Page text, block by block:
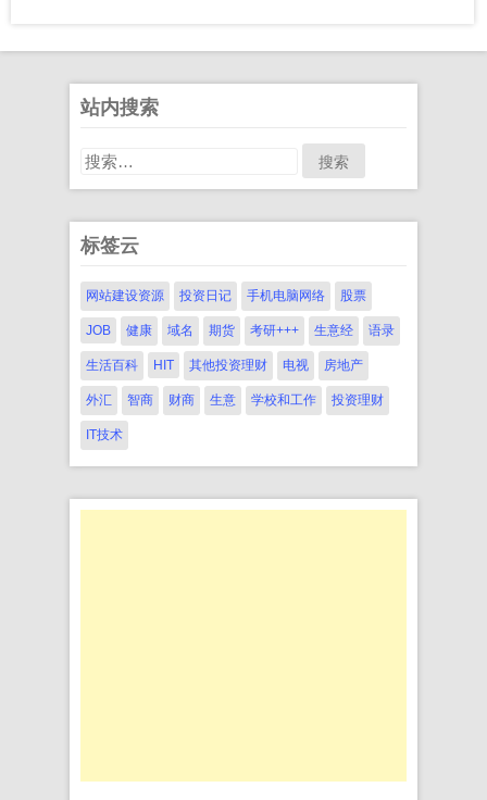
站内搜索
搜
索：
标签云
网站建设资源 投资日记 手机电脑网络 股票
JOB 健康 域名 期货 考研+++ 生意经 语录
生活百科 HIT 其他投资理财 电视 房地产
外汇 智商 财商 生意 学校和工作 投资理财
IT技术